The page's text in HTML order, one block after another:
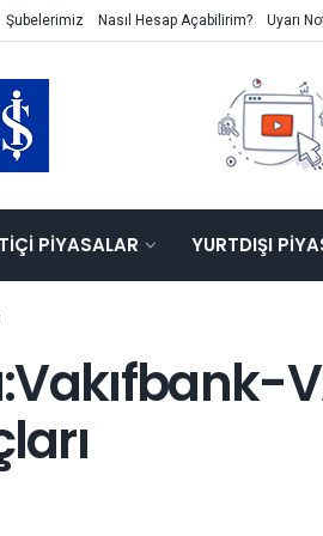
Şubelerimiz Nasıl Hesap Açabilirim? Uyarı
PIYASALAR YURTDIŞI